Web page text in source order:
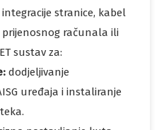
integracije stranice, kabel
prijenosnog računala ili
sustav za:
dodjeljivanje
uređaja i instaliranje